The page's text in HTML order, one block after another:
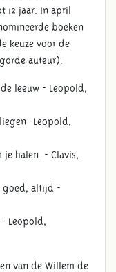
THEA
2020
12 jaar. In april
boeken
keuze voor de
auteur):
leeuw - Leopold,
-Leopold,
je halen. - Clavis,
goed, altijd -
Leopold,
van de Willem de